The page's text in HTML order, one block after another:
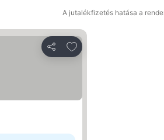
A jutalékfizetés hatása a
Megosztás
Hozzáadás a